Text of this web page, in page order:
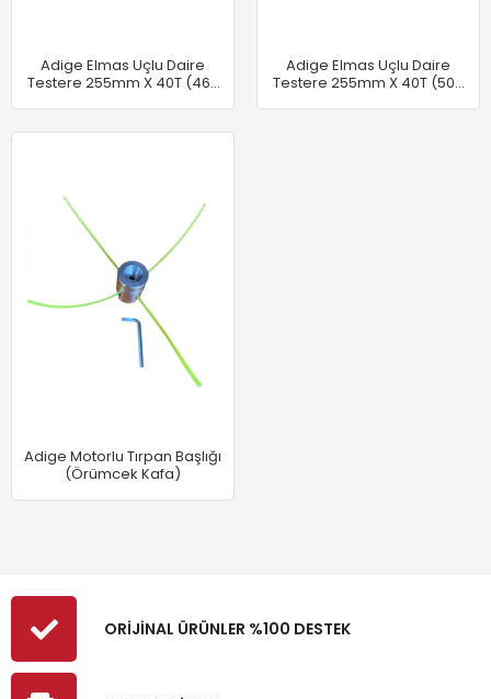
Adige Elmas Uçlu Daire
Testere 255mm X 40T (460
Adige Elmas Uçlu Daire
Testere 255mm X 40T (500
Adige Motorlu Tırpan Başlığı
(Örümcek Kafa)
ORİJİNAL ÜRÜNLER %100 DESTEK